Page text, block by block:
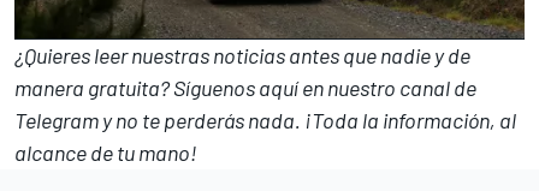
¿Quieres leer nuestras noticias antes que nadie y de
manera gratuita? Síguenosaquí en nuestro canal de
Telegramy no te perderás nada. ¡Toda la información, al
alcance de tu mano!